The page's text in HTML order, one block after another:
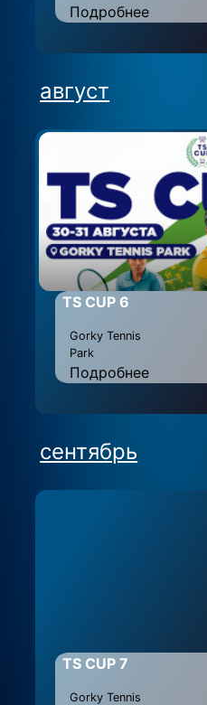
Подробнее
август
TS CUP 6
Gorky Tennis
Park
Подробнее
сентябрь
TS CUP 7
Gorky Tennis